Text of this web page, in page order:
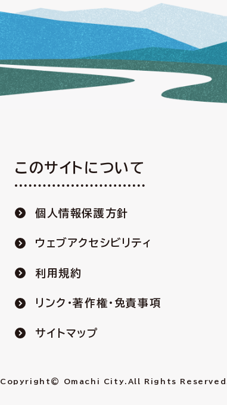
このサイトについて
個人情報保護方針
ウェブアクセシビリティ
利用規約
リンク・著作権・免責事項
サイトマップ
Copyright© Omachi City. All Rights Reserved.